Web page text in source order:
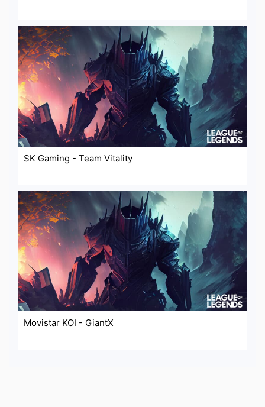
SK Gaming - Team Vitality
Movistar KOI - GiantX